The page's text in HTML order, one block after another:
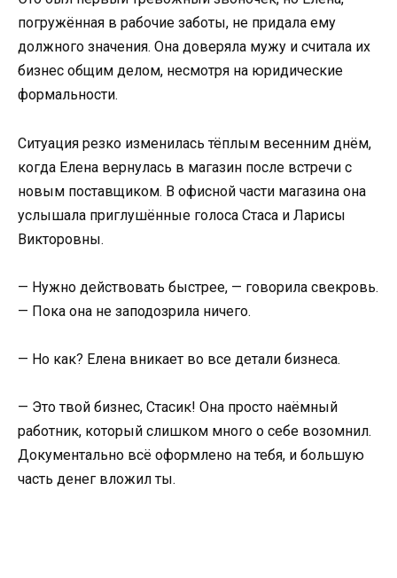
погружённая в рабочие заботы, не придала ему
должного значения. Она доверяла мужу и считала их
бизнес общим делом, несмотря на юридические
формальности.
Ситуация резко изменилась тёплым весенним днём,
когда Елена вернулась в магазин после встречи с
новым поставщиком. В офисной части магазина она
услышала приглушённые голоса Стаса и Ларисы
Викторовны.
— Нужно действовать быстрее, — говорила свекровь.
— Пока она не заподозрила ничего.
— Но как? Елена вникает во все детали бизнеса.
— Это твой бизнес, Стасик! Она просто наёмный
работник, который слишком много о себе возомнил.
Документально всё оформлено на тебя, и большую
часть денег вложил ты.